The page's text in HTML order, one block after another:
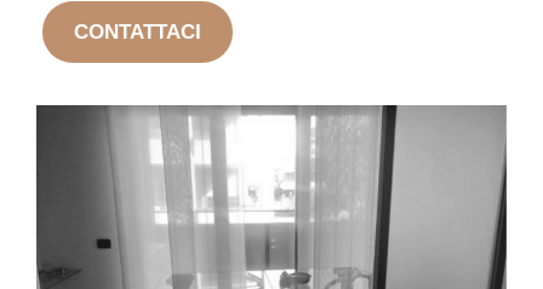
CONTATTACI